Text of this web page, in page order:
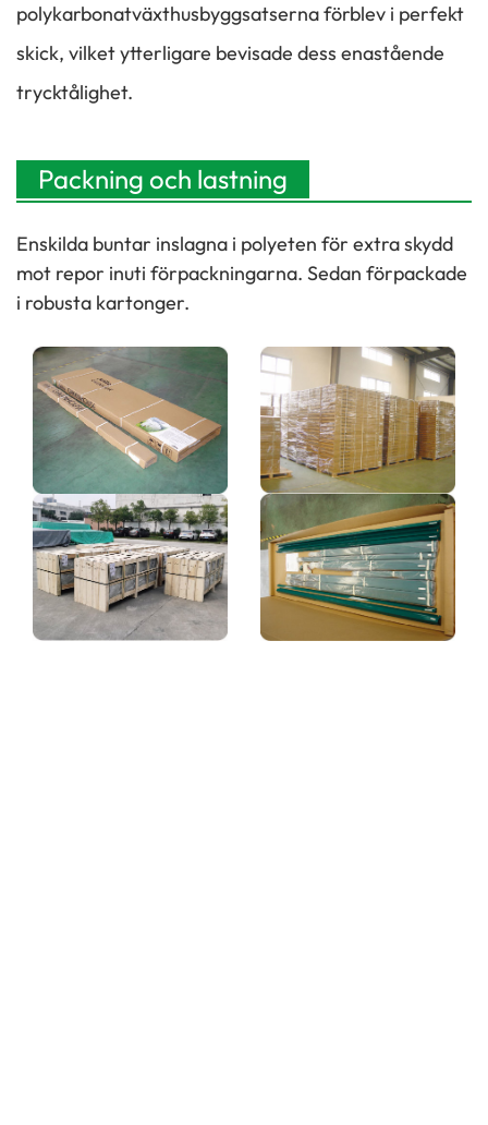
polykarbonatväxthusbyggsatserna förblev i perfekt
skick, vilket ytterligare bevisade dess enastående
trycktålighet.
Packning och lastning
Enskilda buntar inslagna i polyeten för extra skydd
mot repor inuti förpackningarna. Sedan förpackade
i robusta kartonger.